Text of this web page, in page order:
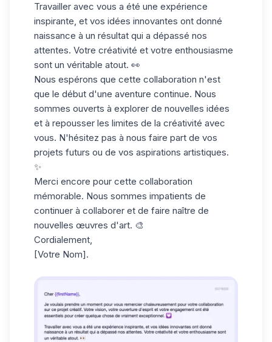
Travailler avec vous a été une expérience
inspirante, et vos idées innovantes ont donné
naissance à un résultat qui a dépassé nos
attentes. Votre créativité et votre enthousiasme
sont un véritable atout. 👀
Nous espérons que cette collaboration n'est
que le début d'une aventure continue. Nous
sommes ouverts à explorer de nouvelles idées
et à repousser les limites de la créativité avec
vous. N'hésitez pas à nous faire part de vos
projets futurs ou de vos aspirations artistiques.
✨
Merci encore pour cette collaboration
mémorable. Nous sommes impatients de
continuer à collaborer et de faire naître de
nouvelles œuvres d'art. 🎨
Cordialement,
[Votre Nom].